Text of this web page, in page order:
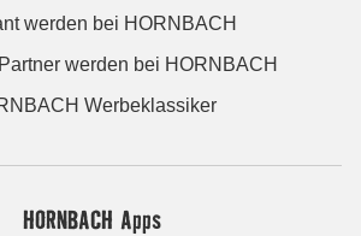
werden bei HORNBACH
werden bei HORNBACH
Werbeklassiker
HORNBACH Apps